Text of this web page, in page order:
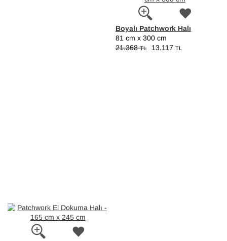
Boyalı Patchwork Halı
81 cm x 300 cm
21.368TL 13.117 TL